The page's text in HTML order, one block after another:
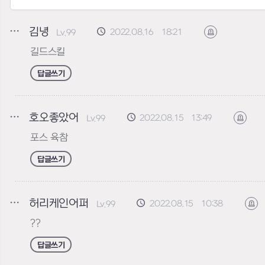
김녕 Lv.99 2022.08.16 18:21 신고하기
길드스킬
답글쓰기
호오좋았어 Lv.99 2022.08.15 13:49 신고하
포스 육참
답글쓰기
허리케인어퍼 Lv.99 2022.08.15 10:38 신
??
답글쓰기